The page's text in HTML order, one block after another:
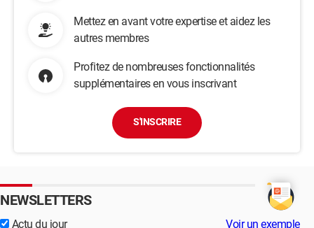
Mettez en avant votre expertise et aidez les
autres membres
Profitez de nombreuses fonctionnalités
supplémentaires en vous inscrivant
S'INSCRIRE
NEWSLETTERS
Actu du jour Voir un exemple